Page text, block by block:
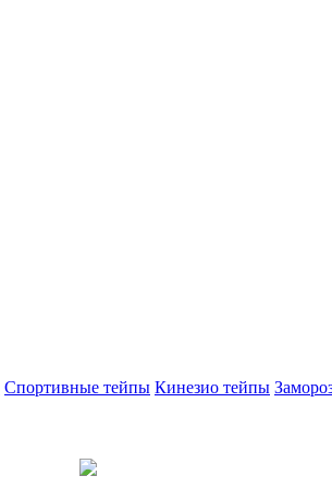
Спортивные тейпы Кинезио тейпы